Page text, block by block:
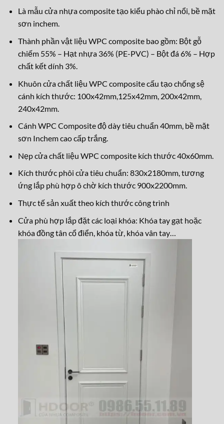
Là mẫu cửa nhựa composite tạo kiểu phào chỉ nổi, bề mặt
sơn inchem.
Thành phần vật liệu WPC composite bao gồm: Bột gỗ
chiếm 55% – Hạt nhựa 36% (PE-PVC) – Bột đá 6% – Hợp
chất kết dính 3%.
Khuôn cửa chất liệu WPC composite cấu tạo chống sệ
cánh kích thước: 100x42mm,125x42mm, 200x42mm,
240x42mm.
Cánh WPC Composite độ dày tiêu chuẩn 40mm, bề mặt
sơn Inchem cao cấp trắng.
Nẹp cửa chất liệu WPC composite kích thước 40x60mm.
Kích thước phôi cửa tiêu chuẩn: 830x2180mm, tương
ứng lắp phù hợp ô chờ kích thước 900x2200mm.
Thực tế sản xuất theo kích thước công trình
Cửa phù hợp lắp đặt các loại khóa: Khóa tay gạt hoặc
khóa đồng tân cổ điển, khóa từ, khóa vân tay…